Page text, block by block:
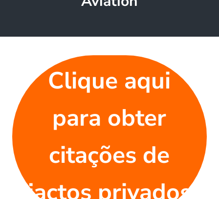
Clique aqui
para obter
citações de
jactos privados